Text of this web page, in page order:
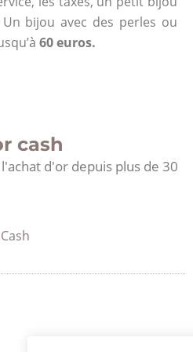
bijou avec des perles ou
60 euros.
cash
d'or depuis plus de 30